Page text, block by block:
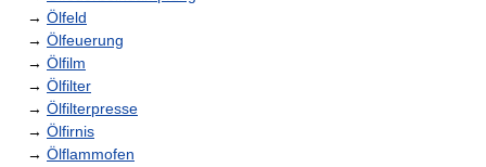
→ Ölfeld
→ Ölfeuerung
→ Ölfilm
→ Ölfilter
→ Ölfilterpresse
→ Ölfirnis
→ Ölflammofen